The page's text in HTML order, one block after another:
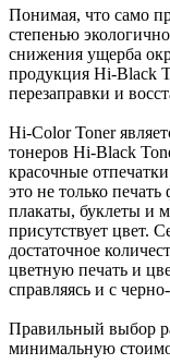
Понимая, что само
степенью
снижения ущерба
продукция Hi-Black
перезаправки и
Hi-Color Toner
тонеров Hi-Black
красочные
это не только
плакаты, буклеты и
присутствует цвет.
достаточное
цветную печать и
справляясь и с
Правильный выбор
минимальную